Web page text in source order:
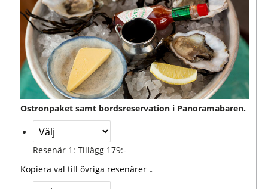
Ostronpaket samt bordsreservation i Panoramabaren.
Resenär 1: Tillägg 179:-
Kopiera val till övriga resenärer ↓